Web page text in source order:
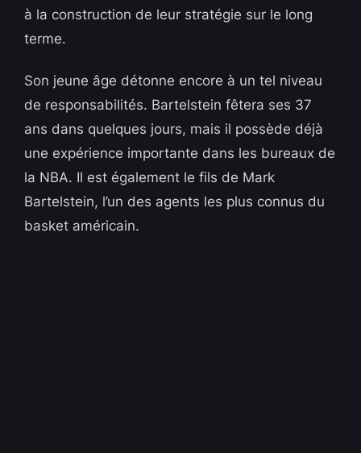
à la construction de leur stratégie sur le long
terme.
Son jeune âge détonne encore à un tel niveau
de responsabilités. Bartelstein fêtera ses 37
ans dans quelques jours, mais il possède déjà
une expérience importante dans les bureaux de
la NBA. Il est également le fils de Mark
Bartelstein, l’un des agents les plus connus du
basket américain.